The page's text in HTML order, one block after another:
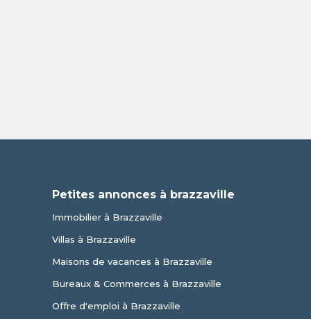
Petites annonces à brazzaville
Immobilier à Brazzaville
Villas à Brazzaville
Maisons de vacances à Brazzaville
Bureaux & Commerces à Brazzaville
Offre d'emploi à Brazzaville